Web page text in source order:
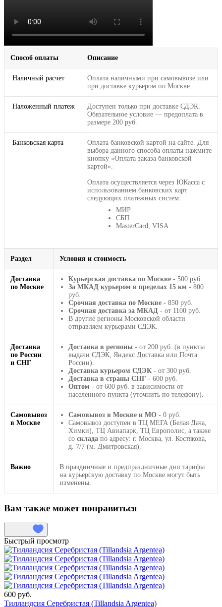
Способ оплаты Описание
Наличный расчет
Оплата наличными при самовывозе или
при доставке курьером по Москве.
Наложенный платеж
Доступен только при доставке СДЭК.
Обязательное условие — предоплата в
размере 200 руб.
Банковская карта
Оплата банковской картой на сайте. Для
выбора данного способа оплаты нажмите
кнопку «Оплата заказа банковской
картой».
Оплата осуществляется через ЮКасса с
использованием банковских карт
следующих платежных систем:
МИР
СБП
MasterCard, VISA
Раздел Условия и стоимость
Доставка
по Москве
Курьерская доставка по Москве - 500 руб.
За МКАД курьером в пределах 15 км - 800
руб.
Срочная доставка по Москве - 850 руб.
Срочная доставка за МКАД - от 1100 руб.
В другие регионы Московской области
отправляем курьерами СДЭК.
Доставка
по России
и СНГ
Доставка в регионы - от 200 руб. (в пункты
выдачи СДЭК, Яндекс Доставка или Почта
России).
Доставка курьером СДЭК - от 300 руб.
Доставка в страны СНГ - 600 руб.
Оптом - от 600 руб. в зависимости от
населенного пункта (уточнить по телефону).
Самовывоз
в Москве
Самовывоз в Москве и МО - 0 руб.
Самовывоз доступен в ТЦ МЕГА (Белая Дача,
Химки), ТЦ Авиапарк, ТЦ Европолис, а также
со склада по адресу: г. Москва, ул. Костякова,
д. 7/7 (м. Дмитровская).
Важно
В праздничные и предпраздничные дни тарифы
на курьерскую доставку по Москве могут быть
изменены.
Вам также может понравиться
Быстрый просмотр
600 руб.
Тилландсия Серебристая (Tillandsia Argentea)